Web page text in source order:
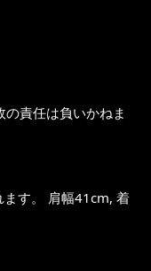
責任は負いかねま
す。 肩幅41cm, 着